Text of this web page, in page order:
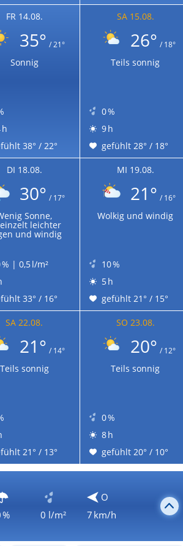
FR 14.08.
35° / 21°
Sonnig
h
38° / 22°
SA 15.08.
26° / 18°
Teils sonnig
0 %
9 h
gefühlt 28° / 18°
DI 18.08.
30° / 17°
Sonne,
leichter
und windig
% | 0,5 l/m²
33° / 16°
MI 19.08.
21° / 16°
Wolkig und windig
10 %
5 h
gefühlt 21° / 15°
SA 22.08.
21° / 14°
Teils sonnig
21° / 13°
SO 23.08.
20° / 12°
Teils sonnig
0 %
8 h
gefühlt 20° / 10°
% 0 l/m²
O
7 km/h